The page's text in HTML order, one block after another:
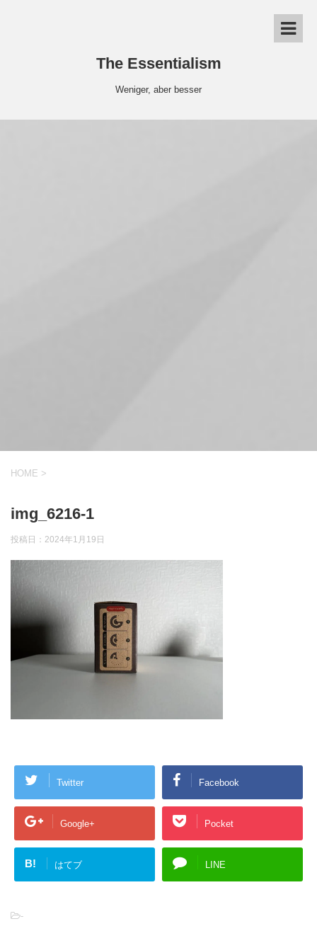
The Essentialism
Weniger, aber besser
HOME >
img_6216-1
投稿日： 2024年1月19日
Twitter Facebook
Google+ Pocket
B! はてブ LINE
-